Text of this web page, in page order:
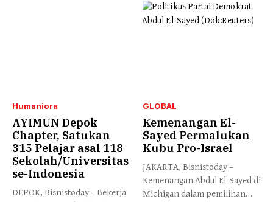
Humaniora
AYIMUN Depok
Chapter, Satukan
315 Pelajar asal 118
Sekolah/Universitas
se-Indonesia
DEPOK, Bisnistoday – Bekerja
GLOBAL
Kemenangan El-
Sayed Permalukan
Kubu Pro-Israel
JAKARTA, Bisnistoday –
Kemenangan Abdul El-Sayed di
Michigan dalam pemilihan